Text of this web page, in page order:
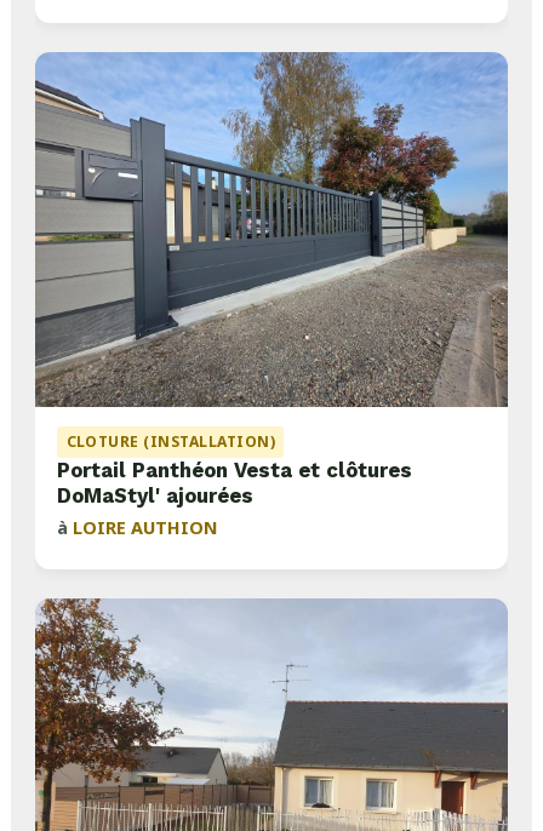
CLOTURE (INSTALLATION)
Portail Panthéon Vesta et clôtures
DoMaStyl' ajourées
à LOIRE AUTHION